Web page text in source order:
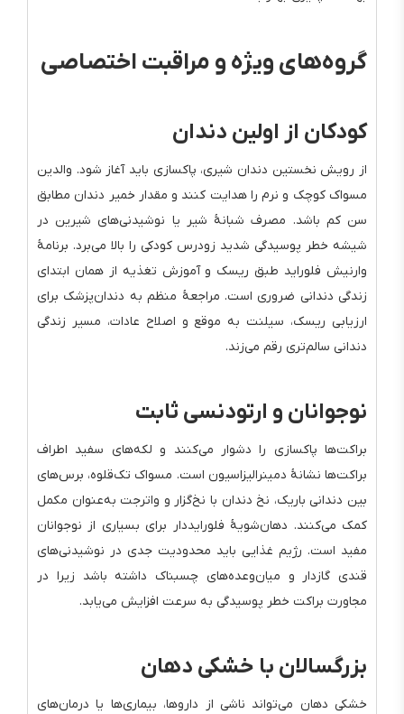
گروه‌های ویژه و مراقبت اختصاصی
کودکان از اولین دندان
از رویش نخستین دندان شیری، پاکسازی باید آغاز شود. والدین
مسواک کوچک و نرم را هدایت کنند و مقدار خمیر دندان مطابق
سن کم باشد. مصرف شبانهٔ شیر یا نوشیدنی‌های شیرین در
شیشه خطر پوسیدگی شدید زودرس کودکی را بالا می‌برد. برنامهٔ
وارنیش فلوراید طبق ریسک و آموزش تغذیه از همان ابتدای
زندگی دندانی ضروری است. مراجعهٔ منظم به دندان‌پزشک برای
ارزیابی ریسک، سیلنت به موقع و اصلاح عادات، مسیر زندگی
دندانی سالم‌تری رقم می‌زند.
نوجوانان و ارتودنسی ثابت
براکت‌ها پاکسازی را دشوار می‌کنند و لکه‌های سفید اطراف
براکت‌ها نشانهٔ دمینرالیزاسیون است. مسواک تک‌قلوه، برس‌های
بین دندانی باریک، نخ دندان با نخ‌گزار و واترجت به‌عنوان مکمل
کمک می‌کنند. دهان‌شویهٔ فلورایددار برای بسیاری از نوجوانان
مفید است. رژیم غذایی باید محدودیت جدی در نوشیدنی‌های
قندی گازدار و میان‌وعده‌های چسبناک داشته باشد زیرا در
مجاورت براکت خطر پوسیدگی به سرعت افزایش می‌یابد.
بزرگسالان با خشکی دهان
خشکی دهان می‌تواند ناشی از داروها، بیماری‌ها یا درمان‌های